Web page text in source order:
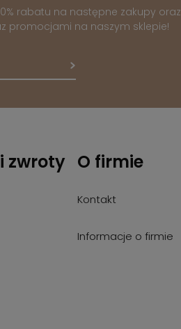
rabatu na następne zakupy oraz
promocjami na naszym sklepie!
zwroty O firmie
Kontakt
Informacje o firmie